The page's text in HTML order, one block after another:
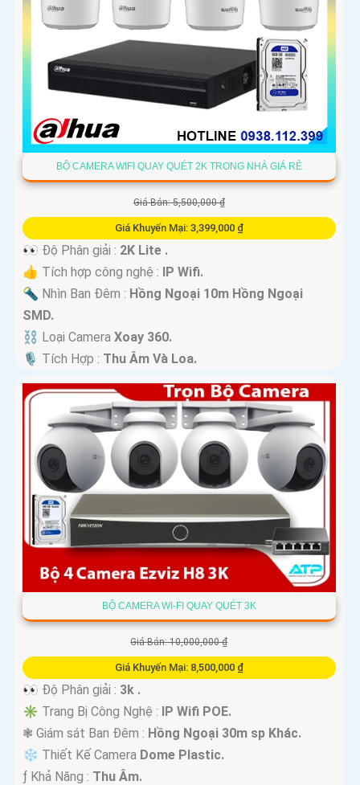
BỘ CAMERA WIFI QUAY QUÉT 2K TRONG NHÀ GIÁ RẺ
Giá Bán: 5,500,000 ₫
Giá Khuyến Mại: 3,399,000 ₫
️
👀 Độ Phân giải : 2K Lite .
👍 Tích hợp công nghệ : IP Wifi.
🔦 Nhìn Ban Đêm : Hồng Ngoại 10m Hồng Ngoại
SMD.
⛓ Loại Camera Xoay 360.
️🎙 Tích Hợp : Thu Âm Và Loa.
BỘ CAMERA WI-FI QUAY QUÉT 3K
Giá Bán: 10,000,000 ₫
Giá Khuyến Mại: 8,500,000 ₫
️
👀 Độ Phân giải : 3k .
✳️ Trang Bị Công Nghệ : IP Wifi POE.
❃ Giám sát Ban Đêm : Hồng Ngoại 30m sp Khác.
❄ Thiết Kế Camera Dome Plastic.
️ƒ Khả Năng : Thu Âm.